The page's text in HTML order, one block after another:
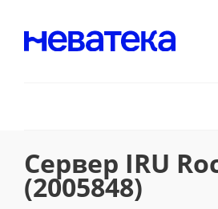
Сервер IRU
(2005848)